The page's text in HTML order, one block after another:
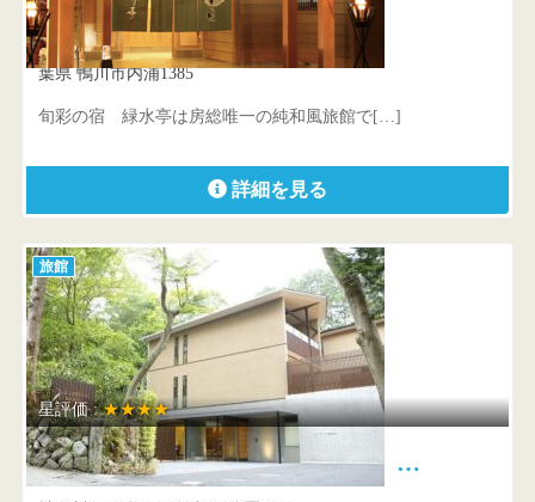
旬彩の宿 緑水亭
葉県 鴨川市内浦1385
旬彩の宿 緑水亭は房総唯一の純和風旅館で[…]
詳細を見る
旅館
星評価 :★★★★
レジーナリゾート箱根雲外荘 …